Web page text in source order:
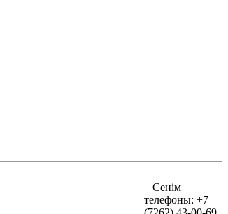
Cенім
телефоны: +7